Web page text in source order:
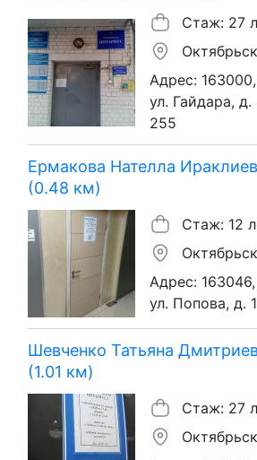
Стаж: 27
Адрес:
ул. Гайдара, д.
255
Ермакова Нателла
(0.48 км)
Стаж: 12
Адрес:
ул. Попова, д.
Шевченко Татьяна
(1.01 км)
Стаж: 27